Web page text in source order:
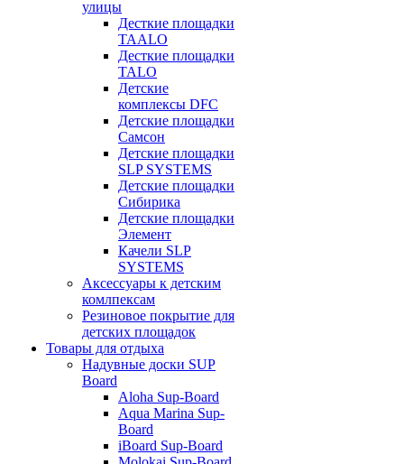
улицы
Десткие площадки
TAALO
Десткие площадки
TALO
Детские
комплексы DFC
Детские площадки
Самсон
Детские площадки
SLP SYSTEMS
Детские площадки
Сибирика
Детские площадки
Элемент
Качели SLP
SYSTEMS
Аксессуары к детским
комлпексам
Резиновое покрытие для
детских площадок
Товары для отдыха
Надувные доски SUP
Board
Aloha Sup-Board
Aqua Marina Sup-
Board
iBoard Sup-Board